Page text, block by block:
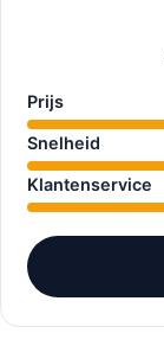
Prijs
Snelheid
Klantenservice